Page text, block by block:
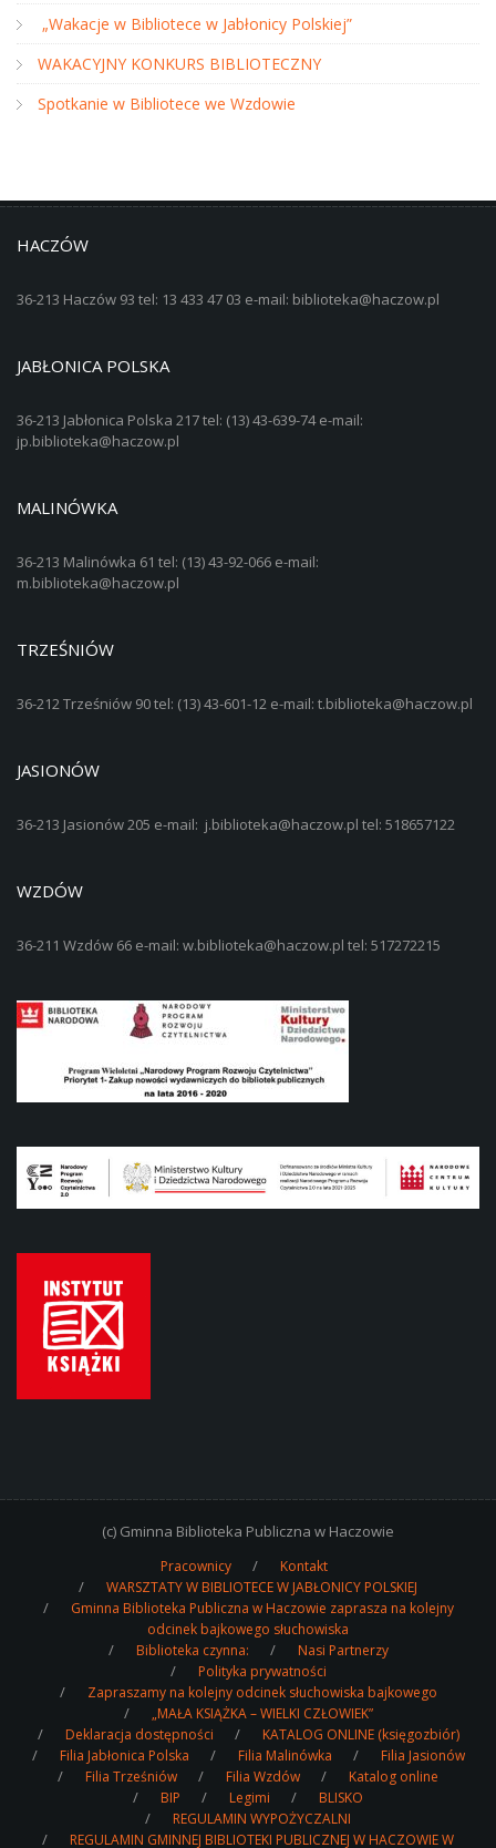
„Wakacje w Bibliotece w Jabłonicy Polskiej”
WAKACYJNY KONKURS BIBLIOTECZNY
Spotkanie w Bibliotece we Wzdowie
HACZÓW
36-213 Haczów 93 tel: 13 433 47 03 e-mail: biblioteka@haczow.pl
JABŁONICA POLSKA
36-213 Jabłonica Polska 217 tel: (13) 43-639-74 e-mail:
jp.biblioteka@haczow.pl
MALINÓWKA
36-213 Malinówka 61 tel: (13) 43-92-066 e-mail:
m.biblioteka@haczow.pl
TRZEŚNIÓW
36-212 Trześniów 90 tel: (13) 43-601-12 e-mail: t.biblioteka@haczow.pl
JASIONÓW
36-213 Jasionów 205 e-mail: j.biblioteka@haczow.pl tel: 518657122
WZDÓW
36-211 Wzdów 66 e-mail: w.biblioteka@haczow.pl tel: 517272215
(c) Gminna Biblioteka Publiczna w Haczowie
Pracownicy
Kontakt
WARSZTATY W BIBLIOTECE W JABŁONICY POLSKIEJ
Gminna Biblioteka Publiczna w Haczowie zaprasza na kolejny
odcinek bajkowego słuchowiska
Biblioteka czynna:
Nasi Partnerzy
Polityka prywatności
Zapraszamy na kolejny odcinek słuchowiska bajkowego
„MAŁA KSIĄŻKA – WIELKI CZŁOWIEK”
Deklaracja dostępności
KATALOG ONLINE (księgozbiór)
Filia Jabłonica Polska
Filia Malinówka
Filia Jasionów
Filia Trześniów
Filia Wzdów
Katalog online
BIP
Legimi
BLISKO
REGULAMIN WYPOŻYCZALNI
REGULAMIN GMINNEJ BIBLIOTEKI PUBLICZNEJ W HACZOWIE W